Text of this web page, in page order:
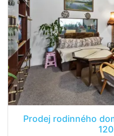
Prodej rodinného